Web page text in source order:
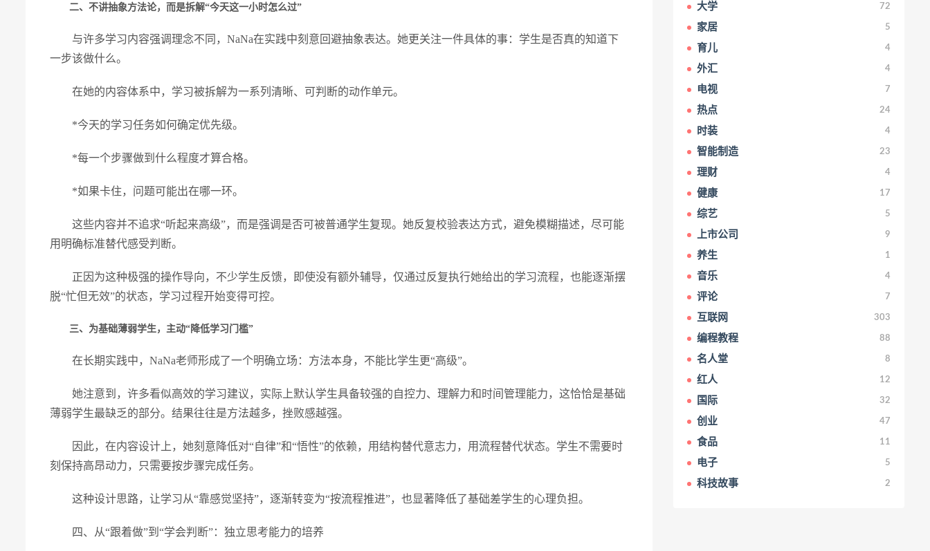
二、不讲抽象方法论，而是拆解“今天这一小时怎么过”
与许多学习内容强调理念不同，NaNa在实践中刻意回避抽象表达。她更关注一件具体的事：学生是否真的知道下
一步该做什么。
在她的内容体系中，学习被拆解为一系列清晰、可判断的动作单元。
*今天的学习任务如何确定优先级。
*每一个步骤做到什么程度才算合格。
*如果卡住，问题可能出在哪一环。
这些内容并不追求“听起来高级”，而是强调是否可被普通学生复现。她反复校验表达方式，避免模糊描述，尽可能
用明确标准替代感受判断。
正因为这种极强的操作导向，不少学生反馈，即使没有额外辅导，仅通过反复执行她给出的学习流程，也能逐渐摆
脱“忙但无效”的状态，学习过程开始变得可控。
三、为基础薄弱学生，主动“降低学习门槛”
在长期实践中，NaNa老师形成了一个明确立场：方法本身，不能比学生更“高级”。
她注意到，许多看似高效的学习建议，实际上默认学生具备较强的自控力、理解力和时间管理能力，这恰恰是基础
薄弱学生最缺乏的部分。结果往往是方法越多，挫败感越强。
因此，在内容设计上，她刻意降低对“自律”和“悟性”的依赖，用结构替代意志力，用流程替代状态。学生不需要时
刻保持高昂动力，只需要按步骤完成任务。
这种设计思路，让学习从“靠感觉坚持”，逐渐转变为“按流程推进”，也显著降低了基础差学生的心理负担。
四、从“跟着做”到“学会判断”：独立思考能力的培养
大学 72
家居 5
育儿 4
外汇 4
电视 7
热点 24
时装 4
智能制造 23
理财 4
健康 17
综艺 5
上市公司 9
养生 1
音乐 4
评论 7
互联网 303
编程教程 88
名人堂 8
红人 12
国际 32
创业 47
食品 11
电子 5
科技故事 2